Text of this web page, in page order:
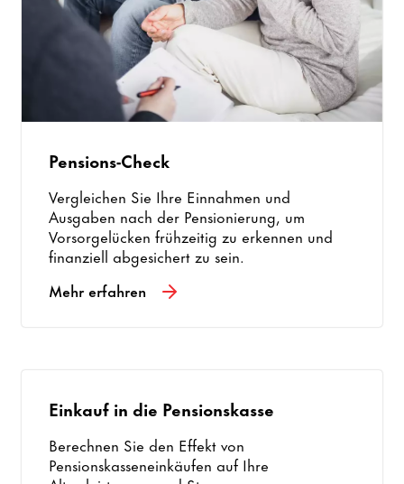
Pensions-Check
Vergleichen Sie Ihre Einnahmen und
Ausgaben nach der Pensionierung, um
Vorsorgelücken frühzeitig zu erkennen und
finanziell abgesichert zu sein.
Mehr erfahren
Einkauf in die Pensionskasse
Berechnen Sie den Effekt von
Pensionskasseneinkäufen auf Ihre